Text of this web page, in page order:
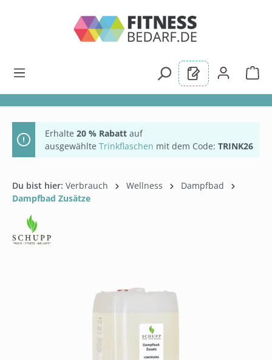
Erhalte 20 % Rabatt auf
ausgewählte Trinkflaschen mit dem Code: TRINK26
Du bist hier: Verbrauch Wellness
Dampfbad
Dampfbad Zusätze